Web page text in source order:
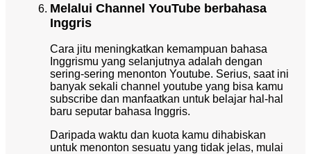
Melalui Channel YouTube berbahasa
Inggris
Cara jitu meningkatkan kemampuan bahasa
Inggrismu yang selanjutnya adalah dengan
sering-sering menonton Youtube. Serius, saat ini
banyak sekali channel youtube yang bisa kamu
subscribe dan manfaatkan untuk belajar hal-hal
baru seputar bahasa Inggris.
Daripada waktu dan kuota kamu dihabiskan
untuk menonton sesuatu yang tidak jelas, mulai